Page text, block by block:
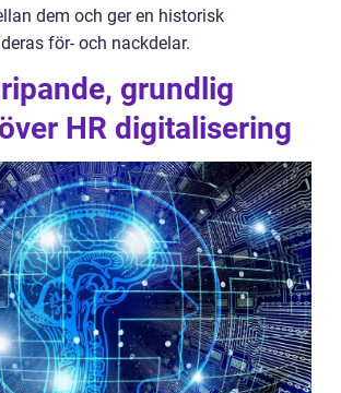
dem och ger en historisk
för- och nackdelar.
grundlig
HR digitalisering